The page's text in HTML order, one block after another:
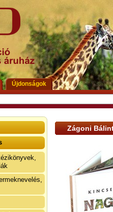
Újdonságok
Zágoni